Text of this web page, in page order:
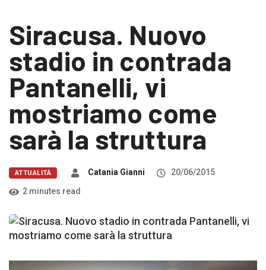
Siracusa. Nuovo
stadio in contrada
Pantanelli, vi
mostriamo come
sarà la struttura
ATTUALITÀ Catania Gianni
20/06/2015
2 minutes read